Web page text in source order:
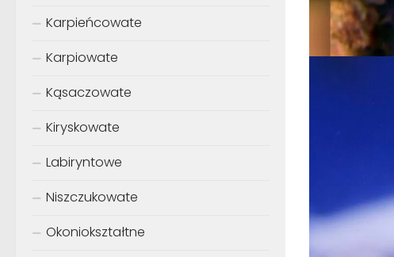
Karpieńcowate
Karpiowate
Kąsaczowate
Kiryskowate
Labiryntowe
Niszczukowate
Okoniokształtne